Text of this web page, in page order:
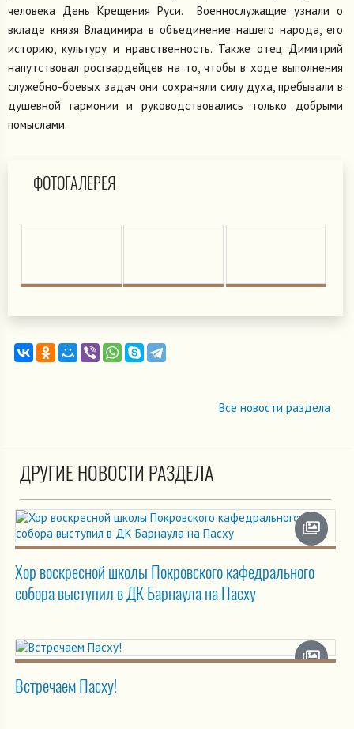
человека День Крещения Руси. Военнослужащие узнали о
вкладе князя Владимира в объединение нашего народа, его
историю, культуру и нравственность. Также отец Димитрий
напутствовал росгвардейцев на то, чтобы в ходе выполнения
служебно-боевых задач они сохраняли силу духа, пребывали в
душевной гармонии и руководствовались только добрыми
помыслами.
ФОТОГАЛЕРЕЯ
Все новости раздела
ДРУГИЕ НОВОСТИ РАЗДЕЛА
Хор воскресной школы Покровского кафедрального
собора выступил в ДК Барнаула на Пасху
Встречаем Пасху!